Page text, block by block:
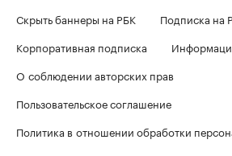
Скрыть баннеры на РБК
Подписка на
Корпоративная подписка
О соблюдении авторских прав
Пользовательское соглашение
Политика в отношении обработки